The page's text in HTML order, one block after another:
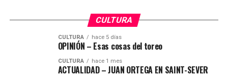
CULTURA
CULTURA hace 5 días
OPINIÓN – Esas cosas del toreo
CULTURA hace 1 mes
ACTUALIDAD – JUAN ORTEGA EN SAINT-SEVER